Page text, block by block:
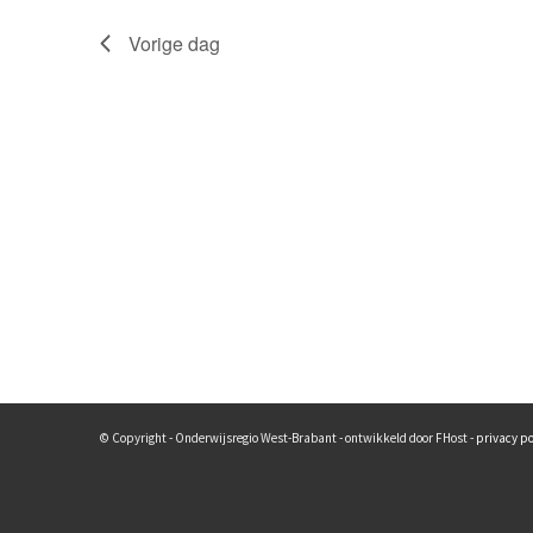
Vorige dag
© Copyright - Onderwijsregio West-Brabant - ontwikkeld door FHost - privacy